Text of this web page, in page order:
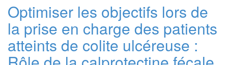
e
e
n
t
Optimiser les objectifs lors de
la prise en charge des patients
atteints de colite ulcéreuse :